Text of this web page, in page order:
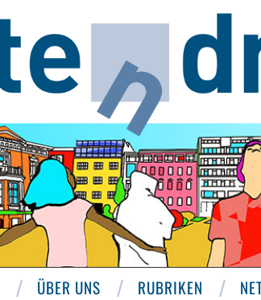
ÜBER UNS RUBRIKEN